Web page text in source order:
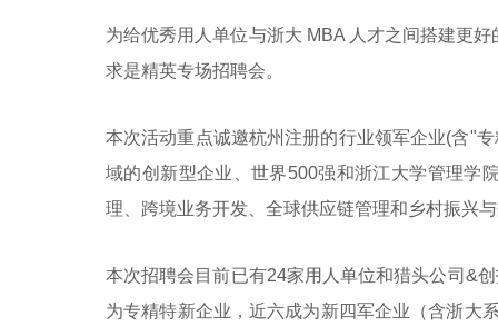
为给优秀用人单位与浙大 MBA 人才之间搭建更
求是精英专场招聘会。
本次活动重点诚邀杭州注册的行业领军企业(含"专
域的创新型企业、世界500强和浙江大学管理学
理、跨境业务开发、全球供应链管理和乡村振兴
本次招聘会目前已有24家用人单位和猎头公司 &
为专精特新企业，近六成为新四军企业（含浙大